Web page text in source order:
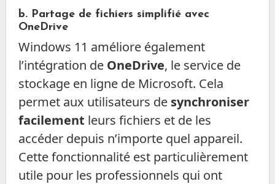
b. Partage de fichiers simplifié avec
OneDrive
Windows 11 améliore également
l’intégration de OneDrive, le service de
stockage en ligne de Microsoft. Cela
permet aux utilisateurs de synchroniser
facilement leurs fichiers et de les
accéder depuis n’importe quel appareil.
Cette fonctionnalité est particulièrement
utile pour les professionnels qui ont